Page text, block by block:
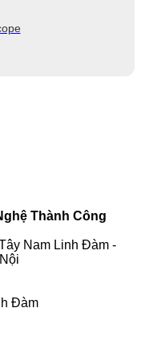
Thành Công
Nam Linh Đàm -
Đàm